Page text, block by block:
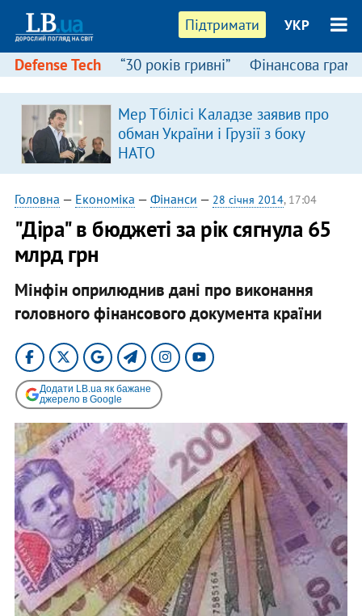
Підтримати УКР
Defense Tech “30 років гривні” Фінансова
Мер Тбілісі Каладзе заявив про
обман України і Грузії з боку
НАТО
Головна — Економіка — Фінанси — 28 січня 2014, 17:04
"Діра" в бюджеті за рік сягнула 65
млрд грн
Мінфін оприлюднив дані про виконання
головного фінансового документа країни
Додати LB.ua як бажане
джерело в Google